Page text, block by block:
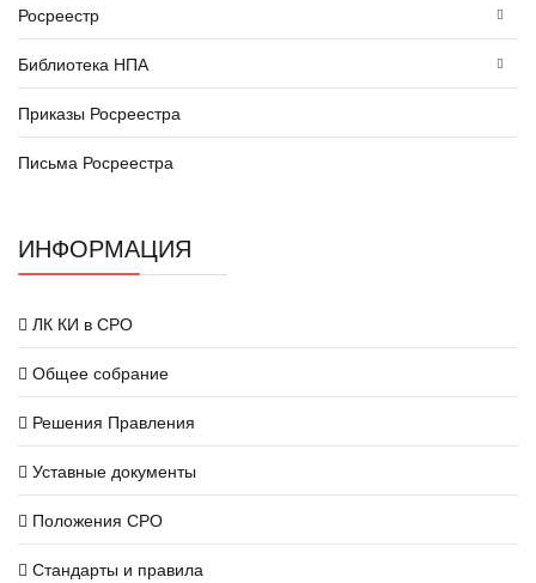
Росреестр
Библиотека НПА
Приказы Росреестра
Письма Росреестра
ИНФОРМАЦИЯ
ЛК КИ в СРО
Общее собрание
Решения Правления
Уставные документы
Положения СРО
Стандарты и правила